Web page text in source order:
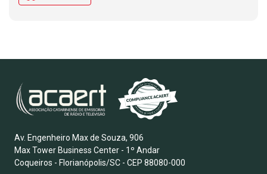
Av. Engenheiro Max de Souza, 906
Max Tower Business Center - 1º Andar
Coqueiros - Florianópolis/SC - CEP 88080-000